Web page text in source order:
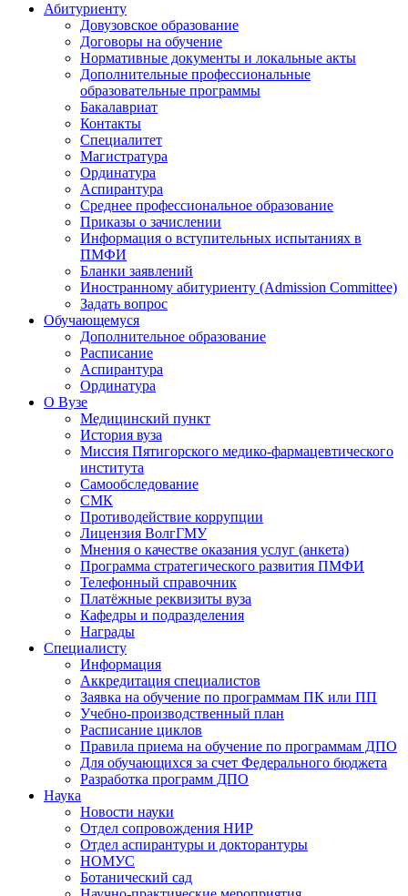
Абитуриенту
Довузовское образование
Договоры на обучение
Нормативные документы и локальные акты
Дополнительные профессиональные
образовательные программы
Бакалавриат
Контакты
Специалитет
Магистратура
Ординатура
Аспирантура
Среднее профессиональное образование
Приказы о зачислении
Информация о вступительных испытаниях в
ПМФИ
Бланки заявлений
Иностранному абитуриенту (Admission Committee)
Задать вопрос
Обучающемуся
Дополнительное образование
Расписание
Аспирантура
Ординатура
О Вузе
Медицинский пункт
История вуза
Миссия Пятигорского медико-фармацевтического
института
Самообследование
СМК
Противодействие коррупции
Лицензия ВолгГМУ
Мнения о качестве оказания услуг (анкета)
Программа стратегического развития ПМФИ
Телефонный справочник
Платёжные реквизиты вуза
Кафедры и подразделения
Награды
Специалисту
Информация
Аккредитация специалистов
Заявка на обучение по программам ПК или ПП
Учебно-производственный план
Расписание циклов
Правила приема на обучение по программам ДПО
Для обучающихся за счет Федерального бюджета
Разработка программ ДПО
Наука
Новости науки
Отдел сопровождения НИР
Отдел аспирантуры и докторантуры
НОМУС
Ботанический сад